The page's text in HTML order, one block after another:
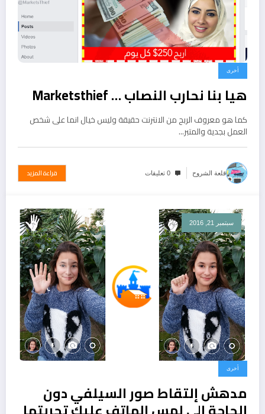
أخرى
هيا بنا نحارب النصاب … Marketsthief
كما هو معروف الربح من الانترنت حقيقة وليس خيال انما على شخص
العمل بجدية والمتبر…
قلعة الشروح 0 تعليقات قراءة المزيد
سبتمبر 21, 2016
أخرى
مدهش إلتقاط صور السيلفي دون